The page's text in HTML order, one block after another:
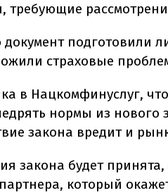
требующие
подготовили
страховые
в Нацкомфинуслуг,
нормы из
закона вредит и
закона будет
который